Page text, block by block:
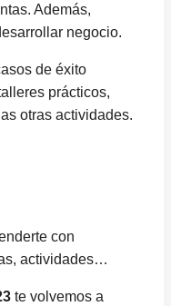
Además,
negocio.
de éxito
prácticos,
otras actividades.
con
actividades…
te volvemos a